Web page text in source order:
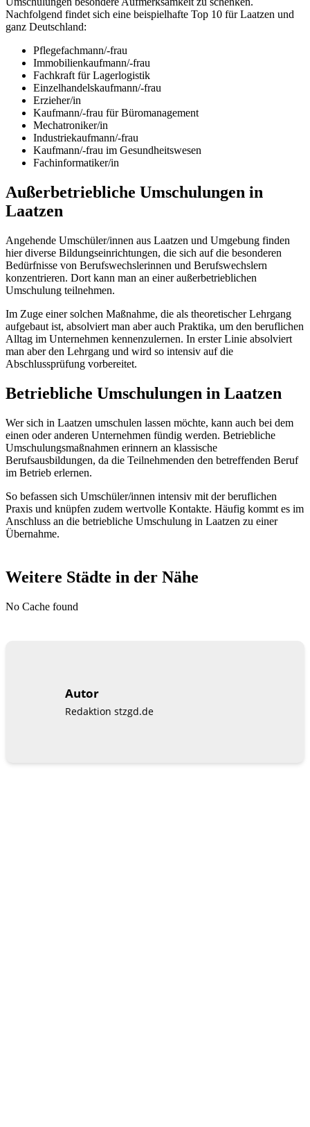
Nachfolgend findet sich eine beispielhafte Top 10 für Laatzen und
ganz Deutschland:
Pflegefachmann/-frau
Immobilienkaufmann/-frau
Fachkraft für Lagerlogistik
Einzelhandelskaufmann/-frau
Erzieher/in
Kaufmann/-frau für Büromanagement
Mechatroniker/in
Industriekaufmann/-frau
Kaufmann/-frau im Gesundheitswesen
Fachinformatiker/in
Außerbetriebliche Umschulungen in
Laatzen
Angehende Umschüler/innen aus Laatzen und Umgebung finden
hier diverse Bildungseinrichtungen, die sich auf die besonderen
Bedürfnisse von Berufswechslerinnen und Berufswechslern
konzentrieren. Dort kann man an einer außerbetrieblichen
Umschulung teilnehmen.
Im Zuge einer solchen Maßnahme, die als theoretischer Lehrgang
aufgebaut ist, absolviert man aber auch Praktika, um den beruflichen
Alltag im Unternehmen kennenzulernen. In erster Linie absolviert
man aber den Lehrgang und wird so intensiv auf die
Abschlussprüfung vorbereitet.
Betriebliche Umschulungen in Laatzen
Wer sich in Laatzen umschulen lassen möchte, kann auch bei dem
einen oder anderen Unternehmen fündig werden. Betriebliche
Umschulungsmaßnahmen erinnern an klassische
Berufsausbildungen, da die Teilnehmenden den betreffenden Beruf
im Betrieb erlernen.
So befassen sich Umschüler/innen intensiv mit der beruflichen
Praxis und knüpfen zudem wertvolle Kontakte. Häufig kommt es im
Anschluss an die betriebliche Umschulung in Laatzen zu einer
Übernahme.
Weitere Städte in der Nähe
No Cache found
Autor
Redaktion stzgd.de